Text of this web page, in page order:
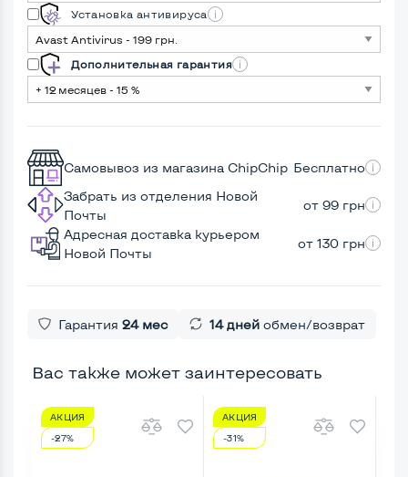
Установка антивируса
Дополнительная гарантия
Самовывоз из магазина ChipChip Бесплатно
Забрать из отделения Новой
Почты
от 99 грн
Адресная доставка курьером
Новой Почты
от 130 грн
Гарантия 24 мес 14 дней обмен/возврат
Вас также может заинтересовать
АКЦИЯ
-27%
АКЦИЯ
-31%